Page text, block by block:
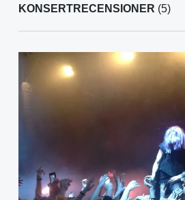
KONSERTRECENSIONER (5)